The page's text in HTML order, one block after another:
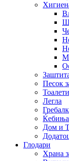
Песок
Легла
Дом и
Глодари
Храна